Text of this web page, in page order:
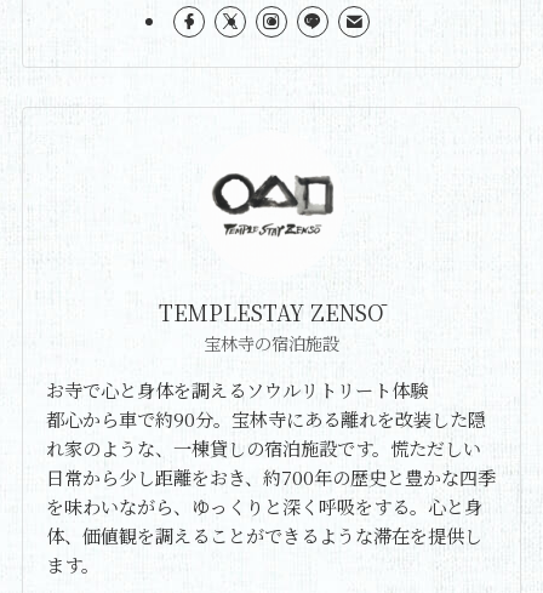
TEMPLESTAY ZENSŌ
宝林寺の宿泊施設
お寺で心と身体を調えるソウルリトリート体験
都心から車で約90分。宝林寺にある離れを改装した隠
れ家のような、一棟貸しの宿泊施設です。慌ただしい
日常から少し距離をおき、約700年の歴史と豊かな四季
を味わいながら、ゆっくりと深く呼吸をする。心と身
体、価値観を調えることができるような滞在を提供し
ます。